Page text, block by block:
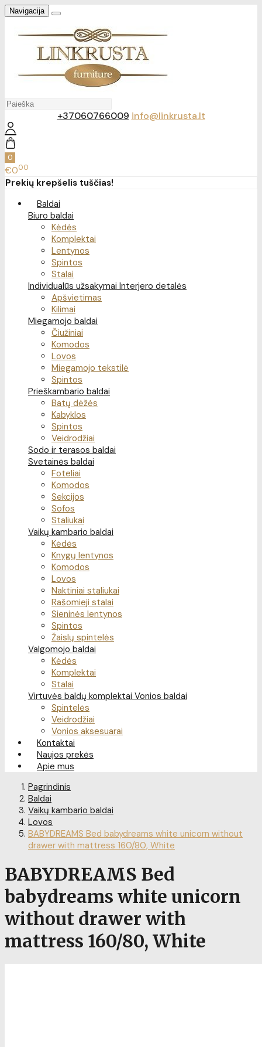
Navigacija
+37060766009 info@linkrusta.lt
0
€000
Prekių krepšelis tuščias!
Baldai
Biuro baldai
Kėdės
Komplektai
Lentynos
Spintos
Stalai
Individualūs užsakymai Interjero detalės
Apšvietimas
Kilimai
Miegamojo baldai
Čiužiniai
Komodos
Lovos
Miegamojo tekstilė
Spintos
Prieškambario baldai
Batų dėžės
Kabyklos
Spintos
Veidrodžiai
Sodo ir terasos baldai
Svetainės baldai
Foteliai
Komodos
Sekcijos
Sofos
Staliukai
Vaikų kambario baldai
Kėdės
Knygų lentynos
Komodos
Lovos
Naktiniai staliukai
Rašomieji stalai
Sieninės lentynos
Spintos
Žaislų spintelės
Valgomojo baldai
Kėdės
Komplektai
Stalai
Virtuvės baldų komplektai Vonios baldai
Spintelės
Veidrodžiai
Vonios aksesuarai
Kontaktai
Naujos prekės
Apie mus
Pagrindinis
Baldai
Vaikų kambario baldai
Lovos
BABYDREAMS Bed babydreams white unicorn without
drawer with mattress 160/80, White
BABYDREAMS Bed
babydreams white unicorn
without drawer with
mattress 160/80, White